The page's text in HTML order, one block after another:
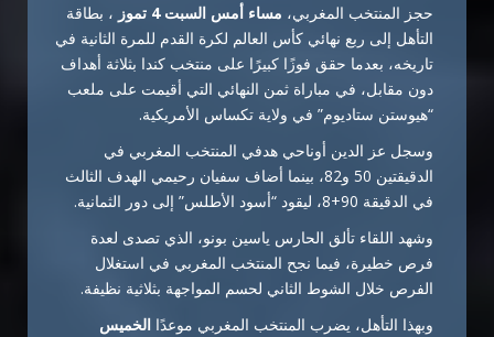
حجز المنتخب المغربي، مساء أمس السبت 4 تموز
، بطاقة
التأهل إلى ربع نهائي كأس العالم لكرة القدم للمرة الثانية في
تاريخه، بعدما حقق فوزًا كبيرًا على منتخب كندا بثلاثة أهداف
دون مقابل، في مباراة ثمن النهائي التي أقيمت على ملعب
“هيوستن ستاديوم” في ولاية تكساس الأمريكية.
وسجل عز الدين أوناحي هدفي المنتخب المغربي في
الدقيقتين 50 و82، بينما أضاف سفيان رحيمي الهدف الثالث
في الدقيقة 90+8، ليقود “أسود الأطلس” إلى دور الثمانية.
وشهد اللقاء تألق الحارس ياسين بونو، الذي تصدى لعدة
فرص خطيرة، فيما نجح المنتخب المغربي في استغلال
الفرص خلال الشوط الثاني لحسم المواجهة بثلاثية نظيفة.
وبهذا التأهل، يضرب المنتخب المغربي موعدًا الخميس